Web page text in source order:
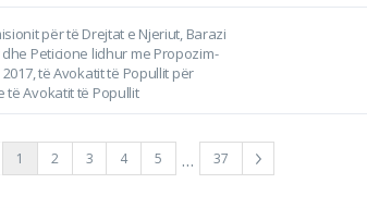
për të Drejtat e Njeriut, Barazi
Peticione lidhur me Propozim-
të Avokatit të Popullit për
të Avokatit të Popullit
1 2 3 4 5 … 37